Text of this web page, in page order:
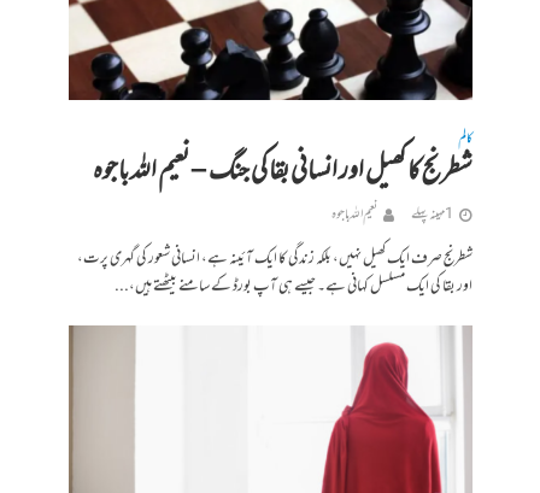
کالم
شطرنج کا کھیل اور انسانی بقا کی جنگ – نعیم اللہ باجوہ
1 مہینہ پہلے نعیم اللہ باجوہ
شطرنج صرف ایک کھیل نہیں، بلکہ زندگی کا ایک آئینہ ہے، انسانی شعور کی گہری پرت،
اور بقا کی ایک مسلسل کہانی ہے۔ جیسے ہی آپ بورڈ کے سامنے بیٹھتے ہیں،...